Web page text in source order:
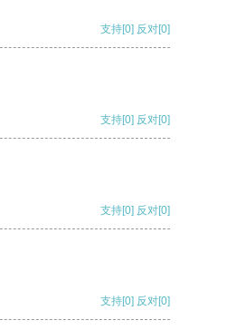
支持[0] 反对[0]
支持[0] 反对[0]
支持[0] 反对[0]
支持[0] 反对[0]